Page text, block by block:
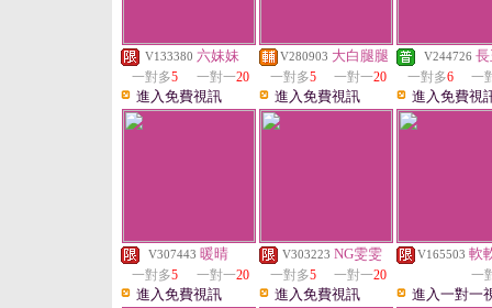
V133380 六妹妹
一對多5 一對一20
進入免費視訊
V280903 大白腿腿
一對多5 一對一20
進入免費視訊
V244726
一對多6 一
進入免費視
V307443 暖晴
一對多5 一對一20
進入免費視訊
V303223 NG雯雯
一對多5 一對一20
進入免費視訊
V165503 軟
一
進入一對一